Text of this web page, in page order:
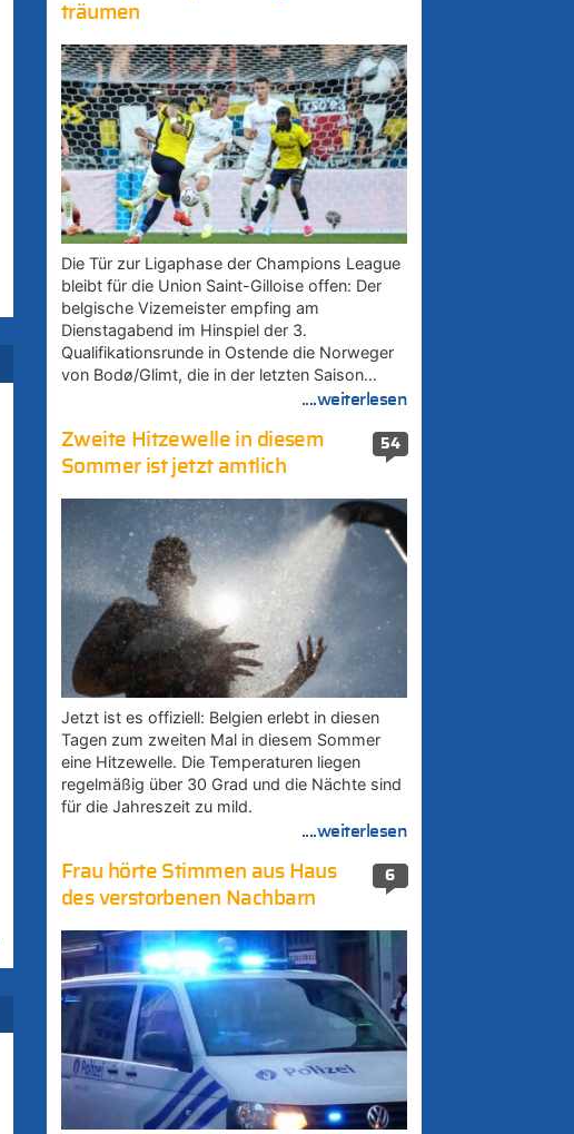
träumen
Die Tür zur Ligaphase der Champions League
bleibt für die Union Saint-Gilloise offen: Der
belgische Vizemeister empfing am
Dienstagabend im Hinspiel der 3.
Qualifikationsrunde in Ostende die Norweger
von Bodø/Glimt, die in der letzten Saison…
....weiterlesen
54
Zweite Hitzewelle in diesem
Sommer ist jetzt amtlich
Jetzt ist es offiziell: Belgien erlebt in diesen
Tagen zum zweiten Mal in diesem Sommer
eine Hitzewelle. Die Temperaturen liegen
regelmäßig über 30 Grad und die Nächte sind
für die Jahreszeit zu mild.
....weiterlesen
6
Frau hörte Stimmen aus Haus
des verstorbenen Nachbarn